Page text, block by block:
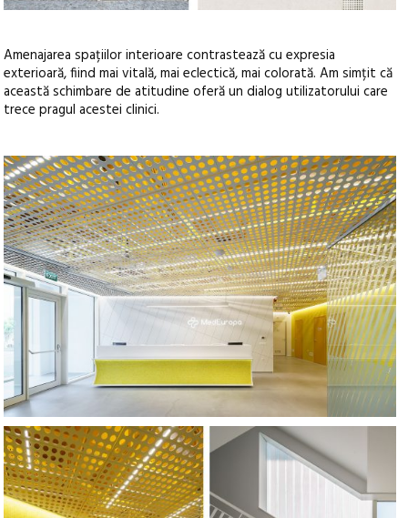
Amenajarea spațiilor interioare contrastează cu expresia
exterioară, fiind mai vitală, mai eclectică, mai colorată. Am simțit că
această schimbare de atitudine oferă un dialog utilizatorului care
trece pragul acestei clinici.